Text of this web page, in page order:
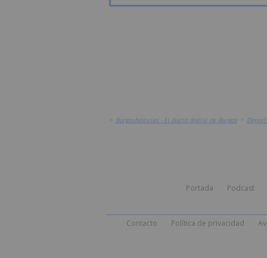
> BurgosNoticias - El diario digital de Burgos >
Portada Podcast
Contacto Política de privacidad